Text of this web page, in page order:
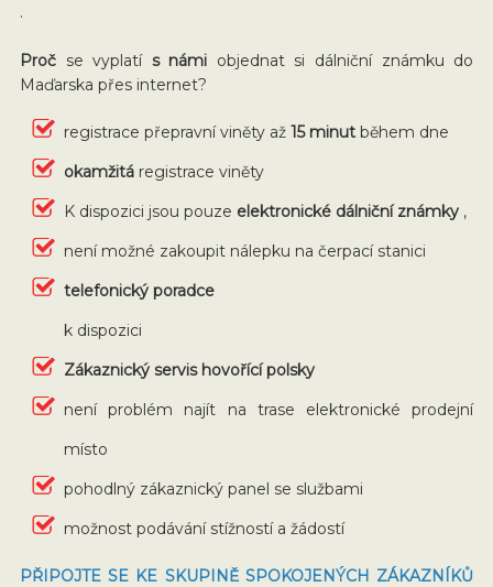
.
Proč se vyplatí s námi objednat si dálniční známku do
Maďarska přes internet?
registrace přepravní viněty až 15 minut během dne
okamžitá registrace viněty
K dispozici jsou pouze elektronické dálniční známky ,
není možné zakoupit nálepku na čerpací stanici
telefonický poradce
k dispozici
Zákaznický servis hovořící polsky
není problém najít na trase elektronické prodejní
místo
pohodlný zákaznický panel se službami
možnost podávání stížností a žádostí
PŘIPOJTE SE KE SKUPINĚ SPOKOJENÝCH ZÁKAZNÍKŮ